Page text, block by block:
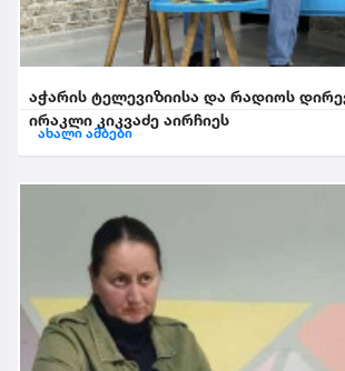
აჭარის ტელევიზიისა და რადიოს
ირაკლი კიკვაძე აირჩიეს
ახალი ამბები